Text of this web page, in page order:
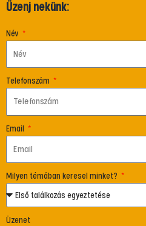
Üzenj nekünk:
Név
Telefonszám
Email
Milyen témában keresel minket?
Üzenet